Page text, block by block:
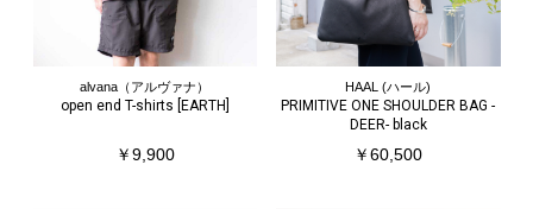
alvana（アルヴァナ）
open end T-shirts [EARTH]
￥9,900
HAAL (ハール)
PRIMITIVE ONE SHOULDER BAG -
DEER- black
￥60,500